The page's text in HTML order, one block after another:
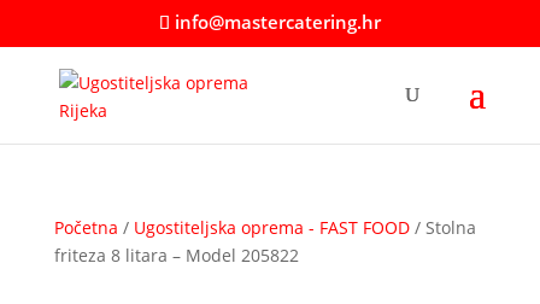
info@mastercatering.hr
Početna / Ugostiteljska oprema - FAST FOOD/ Stolna
friteza 8 litara – Model 205822